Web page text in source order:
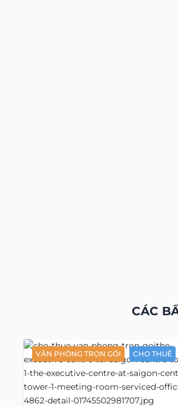
CÁC
VĂN PHÒNG TRỌN GÓI CHO THUÊ